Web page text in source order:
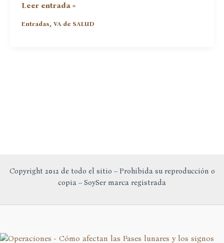
Bioneuroemoción
Salud
Leer entrada »
Entradas,VA de SALUD
Copyright 2012 de todo el sitio – Prohibida su reproducción o
copia – SoySer marca registrada